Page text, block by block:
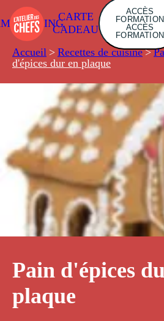
CARTE
CADEAU
ACCÈS
FORMATION
ACCÈS
FORMATION
Accueil > Recettes de cuisine >
d'épices dur en plaque
Pain d'épices
plaque